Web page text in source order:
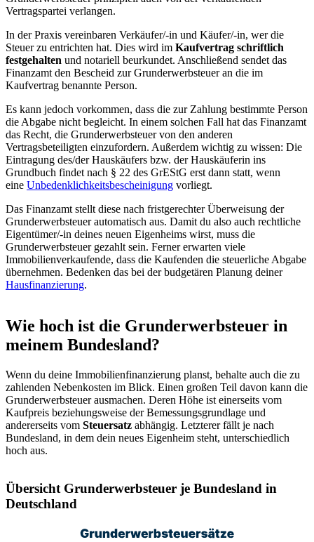
Vertragspartei verlangen.
In der Praxis vereinbaren Verkäufer/-in und Käufer/-in, wer die
Steuer zu entrichten hat. Dies wird im Kaufvertrag schriftlich
festgehalten und notariell beurkundet. Anschließend sendet das
Finanzamt den Bescheid zur Grunderwerbsteuer an die im
Kaufvertrag benannte Person.
Es kann jedoch vorkommen, dass die zur Zahlung bestimmte Person
die Abgabe nicht begleicht. In einem solchen Fall hat das Finanzamt
das Recht, die Grunderwerbsteuer von den anderen
Vertragsbeteiligten einzufordern. Außerdem wichtig zu wissen: Die
Eintragung des/der Hauskäufers bzw. der Hauskäuferin ins
Grundbuch findet nach § 22 des GrEStG erst dann statt, wenn
eine Unbedenklichkeitsbescheinigung vorliegt.
Das Finanzamt stellt diese nach fristgerechter Überweisung der
Grunderwerbsteuer automatisch aus. Damit du also auch rechtliche
Eigentümer/-in deines neuen Eigenheims wirst, muss die
Grunderwerbsteuer gezahlt sein. Ferner erwarten viele
Immobilienverkaufende, dass die Kaufenden die steuerliche Abgabe
übernehmen. Bedenken das bei der budgetären Planung deiner
Hausfinanzierung.
Wie hoch ist die Grunderwerbsteuer in
meinem Bundesland?
Wenn du deine Immobilienfinanzierung planst, behalte auch die zu
zahlenden Nebenkosten im Blick. Einen großen Teil davon kann die
Grunderwerbsteuer ausmachen. Deren Höhe ist einerseits vom
Kaufpreis beziehungsweise der Bemessungsgrundlage und
andererseits vom Steuersatz abhängig. Letzterer fällt je nach
Bundesland, in dem dein neues Eigenheim steht, unterschiedlich
hoch aus.
Übersicht Grunderwerbsteuer je Bundesland in
Deutschland